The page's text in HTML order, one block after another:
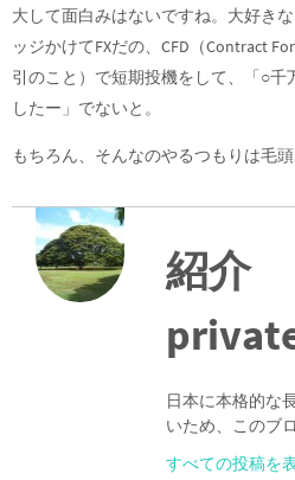
大して面白みはないですね。大好き
ッジかけてFXだの、CFD（Contract
引のこと）で短期投機をして、「○千
したー」でないと。
もちろん、そんなのやるつもりは毛頭
紹介
日本に本格的な
いため、このブ
すべての投稿を